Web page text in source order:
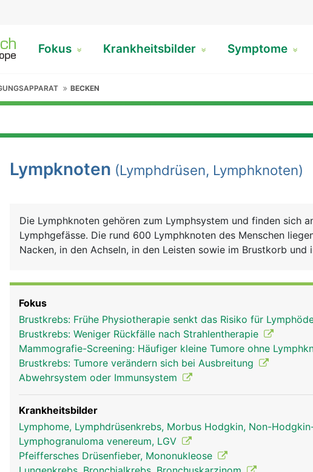
Fokus Krankheitsbilder Symptome
BECKEN
Lympknoten (Lymphdrüsen, Lymphknoten)
Die Lymphknoten gehören zum Lymphsystem und finden sich
Lymphgefässe. Die rund 600 Lymphknoten des Menschen
Nacken, in den Achseln, in den Leisten sowie im Brustkorb und
Farbstoffe) werden teilweise auch in den Lymphknoten
ausscheiden kann. In den Lymphknoten wird ausserdem ein Teil
Blutkörperchen) gebildet, die als "Abwehrpolizei" ständig durch
Lymphgefässsystem patrouillieren und der körpereigenen
den Lymphknoten die Lymphe konzentriert (eingedickt).
Fokus
Brustkrebs: Frühe Physiotherapie senkt das Risiko für
Brustkrebs: Weniger Rückfälle nach Strahlentherapie
Mammografie-Screening: Häufiger kleine Tumore ohne
Brustkrebs: Tumore verändern sich bei Ausbreitung
Abwehrsystem oder Immunsystem
Krankheitsbilder
Lymphome, Lymphdrüsenkrebs, Morbus Hodgkin, Non-
Lymphogranuloma venereum, LGV
Pfeiffersches Drüsenfieber, Mononukleose